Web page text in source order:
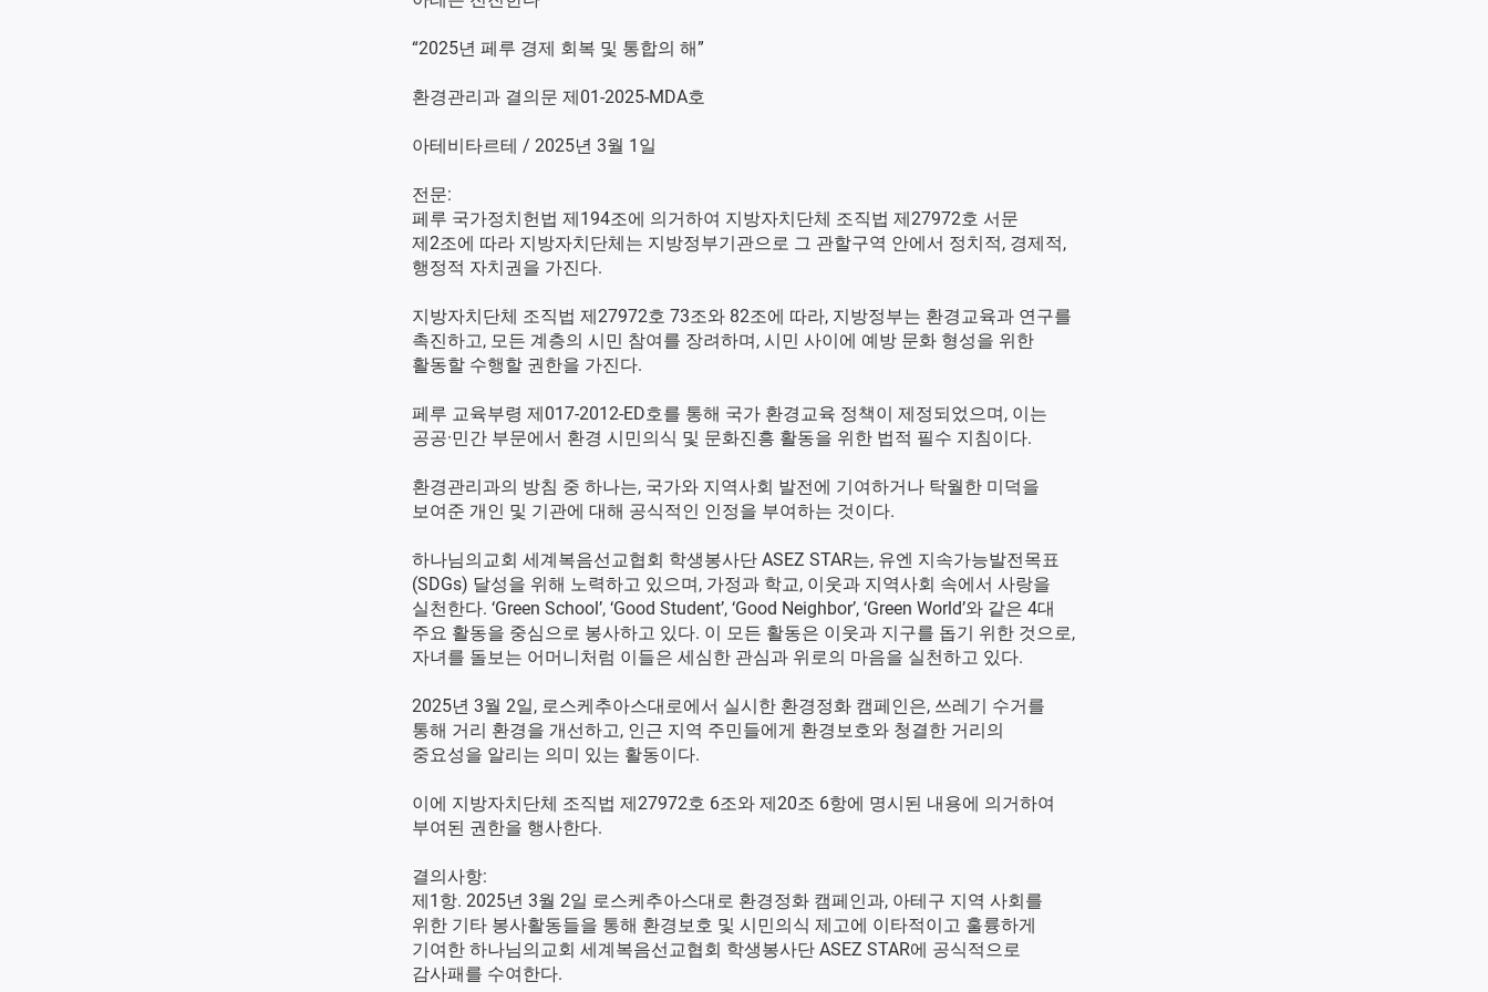
“2025년 페루 경제 회복 및 통합의 해”
환경관리과 결의문 제01-2025-MDA호
아테비타르테 / 2025년 3월 1일
전문:
페루 국가정치헌법 제194조에 의거하여 지방자치단체 조직법 제27972호 서문
제2조에 따라 지방자치단체는 지방정부기관으로 그 관할구역 안에서 정치적, 경제적,
행정적 자치권을 가진다.
지방자치단체 조직법 제27972호 73조와 82조에 따라, 지방정부는 환경교육과 연구를
촉진하고, 모든 계층의 시민 참여를 장려하며, 시민 사이에 예방 문화 형성을 위한
활동할 수행할 권한을 가진다.
페루 교육부령 제017-2012-ED호를 통해 국가 환경교육 정책이 제정되었으며, 이는
공공·민간 부문에서 환경 시민의식 및 문화진흥 활동을 위한 법적 필수 지침이다.
환경관리과의 방침 중 하나는, 국가와 지역사회 발전에 기여하거나 탁월한 미덕을
보여준 개인 및 기관에 대해 공식적인 인정을 부여하는 것이다.
하나님의교회 세계복음선교협회 학생봉사단 ASEZ STAR는, 유엔 지속가능발전목표
(SDGs) 달성을 위해 노력하고 있으며, 가정과 학교, 이웃과 지역사회 속에서 사랑을
실천한다. ‘Green School’, ‘Good Student’, ‘Good Neighbor’, ‘Green World’와 같은 4대
주요 활동을 중심으로 봉사하고 있다. 이 모든 활동은 이웃과 지구를 돕기 위한 것으로,
자녀를 돌보는 어머니처럼 이들은 세심한 관심과 위로의 마음을 실천하고 있다.
2025년 3월 2일, 로스케추아스대로에서 실시한 환경정화 캠페인은, 쓰레기 수거를
통해 거리 환경을 개선하고, 인근 지역 주민들에게 환경보호와 청결한 거리의
중요성을 알리는 의미 있는 활동이다.
이에 지방자치단체 조직법 제27972호 6조와 제20조 6항에 명시된 내용에 의거하여
부여된 권한을 행사한다.
결의사항:
제1항. 2025년 3월 2일 로스케추아스대로 환경정화 캠페인과, 아테구 지역 사회를
위한 기타 봉사활동들을 통해 환경보호 및 시민의식 제고에 이타적이고 훌륭하게
기여한 하나님의교회 세계복음선교협회 학생봉사단 ASEZ STAR에 공식적으로
감사패를 수여한다.